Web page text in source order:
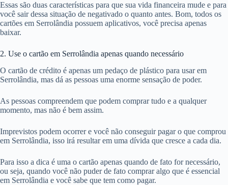
Essas são duas características para que sua vida financeira mude e para
você sair dessa situação de negativado o quanto antes. Bom, todos os
cartões em Serrolândia possuem aplicativos, você precisa apenas
baixar.
2. Use o cartão em Serrolândia apenas quando necessário
O cartão de crédito é apenas um pedaço de plástico para usar em
Serrolândia, mas dá as pessoas uma enorme sensação de poder.
As pessoas compreendem que podem comprar tudo e a qualquer
momento, mas não é bem assim.
Imprevistos podem ocorrer e você não conseguir pagar o que comprou
em Serrolândia, isso irá resultar em uma dívida que cresce a cada dia.
Para isso a dica é uma o cartão apenas quando de fato for necessário,
ou seja, quando você não puder de fato comprar algo que é essencial
em Serrolândia e você sabe que tem como pagar.